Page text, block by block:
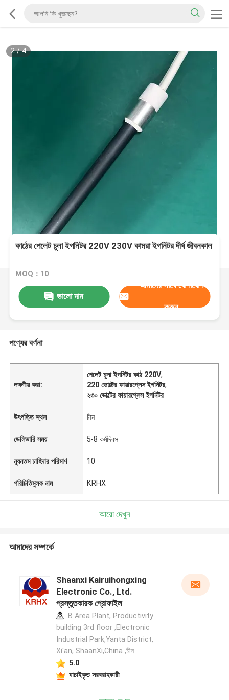
2/4
কাঠের পেলেট চুলা ইগনিটর 220V 230V কামরা ইগনিটর দীর্ঘ জীবনকাল
MOQ：10
ভালো দাম
আমাদের সাথে যোগাযোগ
করুন
পণ্যের বর্ণনা
লক্ষণীয় করা:
পেলেট চুলা ইগনিটর কাঠ 220V,
220 ভোল্টের ফায়ারপ্লেস ইগনিটর,
২৩০ ভোল্টের ফায়ারপ্লেস ইগনিটর
উৎপত্তি স্থল চীন
ডেলিভারি সময় 5-8 কর্মদিবস
ন্যূনতম চাহিদার পরিমাণ 10
পরিচিতিমুলক নাম KRHX
আরো দেখুন
আমাদের সম্পর্কে
Shaanxi Kairuihongxing
Electronic Co., Ltd.
প্রস্তুতকারক প্রোফাইল
B Area Plant, Productivity
building 3rd floor ,Electronic
Industrial Park,Yanta District,
Xi'an, ShaanXi,China ,চীন
5.0
যাচাইকৃত সরবরাহকারী